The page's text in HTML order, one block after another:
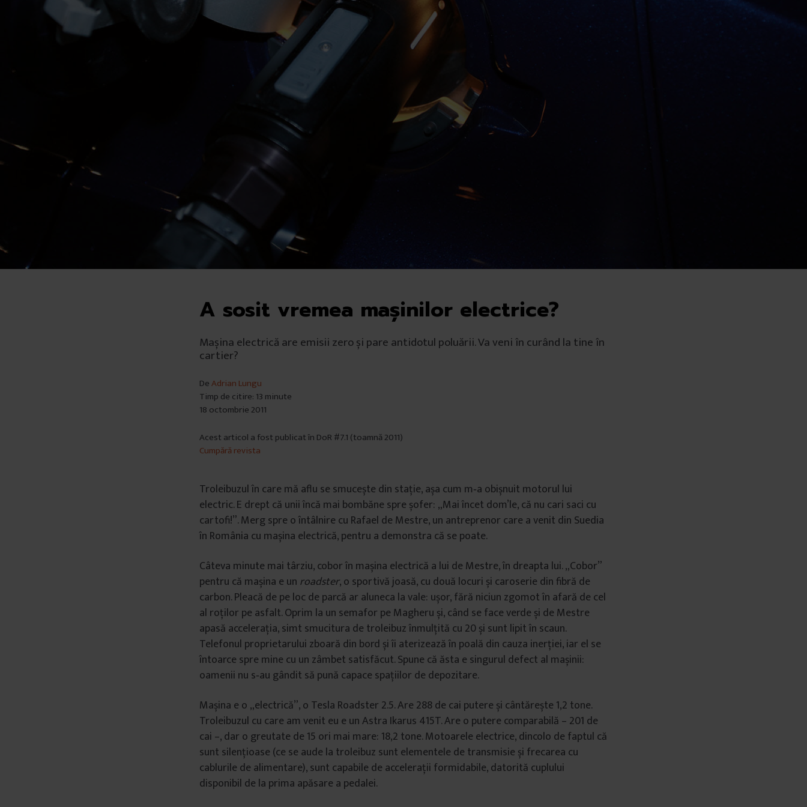
A sosit vremea mașinilor electrice?
Mașina electrică are emisii zero și pare antidotul poluării. Va veni în curând la tine în
cartier?
DeAdrian Lungu
Timp de citire: 13 minute
18 octombrie 2011
Acest articol a fost publicat în DoR #7.1 (toamnă 2011)
Cumpără revista
Troleibuzul în care mă aflu se smucește din stație, așa cum m‑a obișnuit motorul lui
electric. E drept că unii încă mai bombăne spre șofer: „Mai încet dom’le, că nu cari saci cu
cartofi!”. Merg spre o întâlnire cu Rafael de Mestre, un antreprenor care a venit din Suedia
în România cu mașina electrică, pentru a demonstra că se poate.
Câteva minute mai târziu, cobor în mașina electrică a lui de Mestre, în dreapta lui. „Cobor”
pentru că mașina e un roadster, o sportivă joasă, cu două locuri și caroserie din fibră de
carbon. Pleacă de pe loc de parcă ar aluneca la vale: ușor, fără niciun zgomot în afară de cel
al roților pe asfalt. Oprim la un semafor pe Magheru și, când se face verde și de Mestre
apasă accelerația, simt smucitura de troleibuz înmulțită cu 20 și sunt lipit în scaun.
Telefonul proprietarului zboară din bord și îi aterizează în poală din cauza inerției, iar el se
întoarce spre mine cu un zâmbet satisfăcut. Spune că ăsta e singurul defect al mașinii:
oamenii nu s‑au gândit să pună capace spațiilor de depozitare.
Mașina e o „electrică”, o Tesla Roadster 2.5. Are 288 de cai putere și cântărește 1,2 tone.
Troleibuzul cu care am venit eu e un Astra Ikarus 415T. Are o putere comparabilă – 201 de
cai –, dar o greutate de 15 ori mai mare: 18,2 tone. Motoarele electrice, dincolo de faptul că
sunt silențioase (ce se aude la troleibuz sunt elementele de transmisie și frecarea cu
cablurile de alimentare), sunt capabile de accelerații formidabile, datorită cuplului
disponibil de la prima apăsare a pedalei.